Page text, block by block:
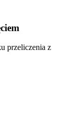
przeliczenia z